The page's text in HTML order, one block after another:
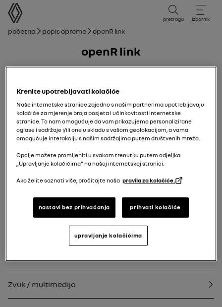
korisnički priručnik
pretraga izbornik
mrvice
Početna Popis opreme openR link
openR link
Ručnik vodič u PDF-u pretraži
Dodaj u favorite
Dijeli
Vaša obavijest
Mjere opreza pri upotrebi
Opće informacije
Zvuk / multimedija
Krenite upotrebljavati kolačiće
Naše internetske stranice zajedno s našim partnerima upotrebljavaju
kolačiće za mjerenje broja posjeta i učinkovitosti internetske
stranice. To nam omogućuje da vam prikazujemo personalizirane
oglase i sadržaje i/ili one u skladu s vašom geolokacijom, a vama
omogućuje interakciju s našim sadržajima putem društvenih mreža.
Opcije možete promijeniti u svakom trenutku putem odjeljka
„Upravljanje kolačićima” na našoj internetskoj stranici.
Ako želite saznati više, pročitajte naša pravila za kolačiće.
nastavi bez prihvaćanja prihvati kolačiće
upravljanje kolačićima